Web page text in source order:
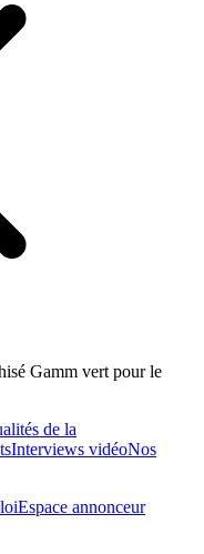
Gamm vert pour le
de la
Interviews vidéoNos
Espace annonceur